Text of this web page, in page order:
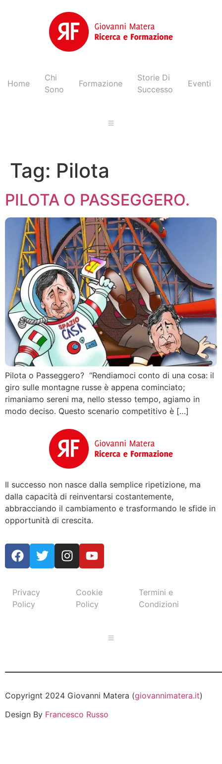
Home
Chi
Sono
Formazione
Storie Di
Successo
Eventi
Tag: Pilota
PILOTA O PASSEGGERO.
Pilota o Passeggero? “Rendiamoci conto di una cosa: il
giro sulle montagne russe è appena cominciato;
rimaniamo sereni ma, nello stesso tempo, agiamo in
modo deciso. Questo scenario competitivo è […]
Il successo non nasce dalla semplice ripetizione, ma
dalla capacità di reinventarsi costantemente,
abbracciando il cambiamento e trasformando le sfide in
opportunità di crescita.
Privacy
Policy
Cookie
Policy
Termini e
Condizioni
Copyrignt 2024 Giovanni Matera (giovannimatera.it)
Design By Francesco Russo